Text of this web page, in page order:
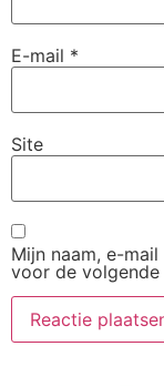
E-mail *
Site
Mijn naam, e-
voor de volgende